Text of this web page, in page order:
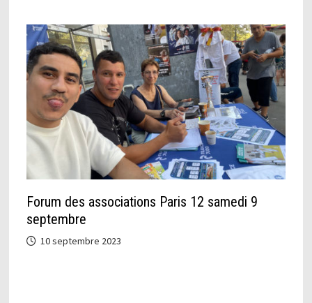
Forum des associations Paris 12 samedi 9
septembre
10 septembre 2023